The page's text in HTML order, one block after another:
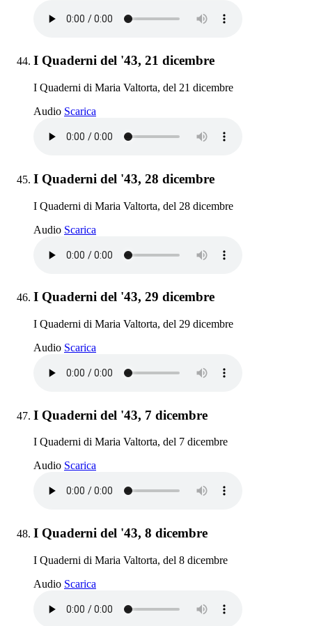
Elemento 44:
I Quaderni del '43, 21 dicembre
I Quaderni di Maria Valtorta, del 21 dicembre
Audio Scarica
Elemento 45:
I Quaderni del '43, 28 dicembre
I Quaderni di Maria Valtorta, del 28 dicembre
Audio Scarica
Elemento 46:
I Quaderni del '43, 29 dicembre
I Quaderni di Maria Valtorta, del 29 dicembre
Audio Scarica
Elemento 47:
I Quaderni del '43, 7 dicembre
I Quaderni di Maria Valtorta, del 7 dicembre
Audio Scarica
Elemento 48:
I Quaderni del '43, 8 dicembre
I Quaderni di Maria Valtorta, del 8 dicembre
Audio Scarica